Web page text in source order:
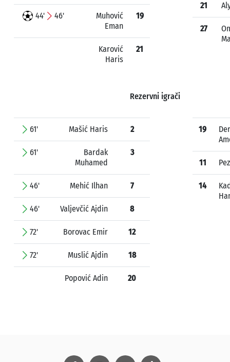
44' 46'
Muhović
Eman
19
Karović
Haris
21
21
27
Rezervni igrači
61' Mašić Haris 2
61'
Bardak
Muhamed
3
46' Mehić Ilhan 7
46' Valjevčić Ajdin 8
72' Borovac Emir 12
72' Muslić Ajdin 18
Popović Adin 20
19
11
14